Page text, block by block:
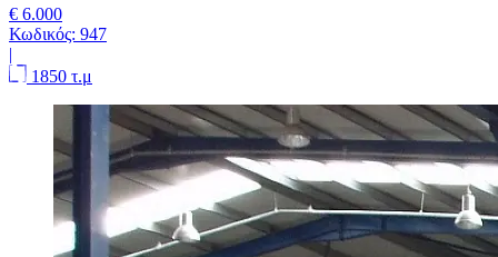
€ 6.000
Κωδικός: 947
|
1850 τ.μ